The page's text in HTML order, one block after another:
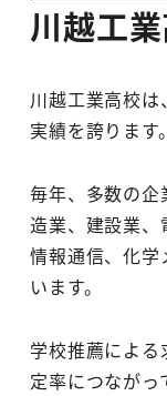
川越工
川越工業高校
実績を誇ります。
毎年、多数の
造業、建設業、
情報通信、化
います。
学校推薦によ
定率につながっ